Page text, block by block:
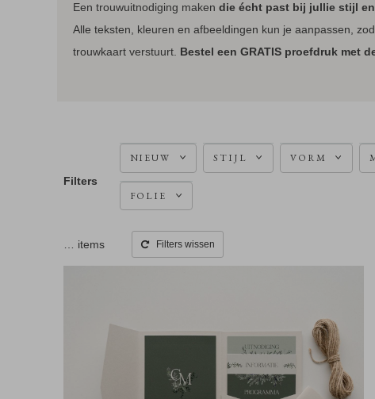
Een trouwuitnodiging maken die écht past bij jullie stijl
Alle teksten, kleuren en afbeeldingen kun je aanpassen,
trouwkaart verstuurt. Bestel een GRATIS proefdruk met
Filters
NIEUW STIJL VORM
FOLIE
items Filters wissen